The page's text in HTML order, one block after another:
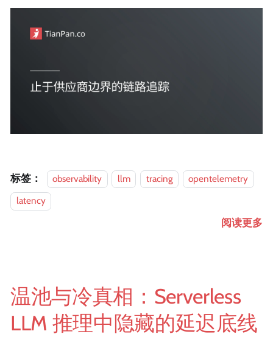
标签： observability llm tracing
opentelemetry
latency
阅读更多
温池与冷真相：Serverless
LLM 推理中隐藏的延迟底线